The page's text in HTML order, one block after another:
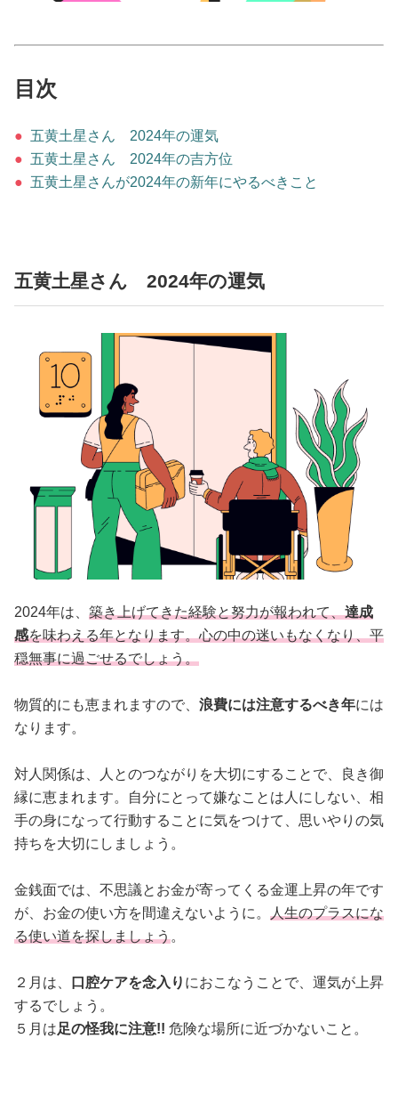
性と愛
ゲーム
目次
● 五黄土星さん 2024年の運気
● 五黄土星さん 2024年の吉方位
● 五黄土星さんが2024年の新年にやるべきこと
五黄土星さん 2024年の運気
2024年は、 築き上げてきた経験と努力が報われて、達成
感を味わえる年となります。心の中の迷いもなくなり、平
穏無事に過ごせるでしょう。
物質的にも恵まれますので、 浪費には注意するべき年には
なります。
対人関係は、人とのつながりを大切にすることで、良き御
縁に恵まれます。自分にとって嫌なことは人にしない、相
手の身になって行動することに気をつけて、思いやりの気
持ちを大切にしましょう。
金銭面では、不思議とお金が寄ってくる金運上昇の年です
が、お金の使い方を間違えないように。 人生のプラスにな
る使い道を探しましょう。
２月は、 口腔ケアを念入り におこなうことで、運気が上昇
するでしょう。
５月は足の怪我に注意!! 危険な場所に近づかないこと。